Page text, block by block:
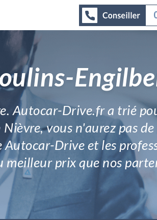
Autocar-Drive.fr a trié
vous n'aurez pas
Autocar-Drive et les
prix que nos